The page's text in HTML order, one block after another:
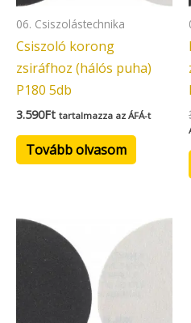
06. Csiszolástechnika
Csiszoló korong
zsiráfhoz (hálós puha)
P180 5db
3.590Ft tartalmazza az ÁFÁ-t
Tovább olvasom